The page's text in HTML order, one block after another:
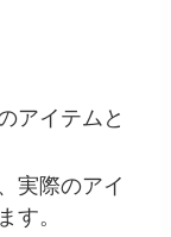
アイテムと
実際のアイ
す。